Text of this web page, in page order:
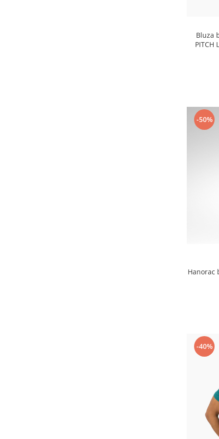
Bluza
PITCH
-50%
Hanorac
-40%